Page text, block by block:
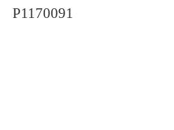
P1170091